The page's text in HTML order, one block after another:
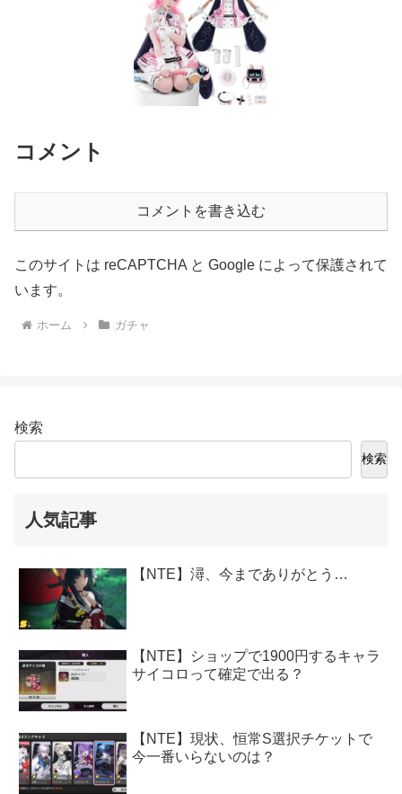
コメント
コメントを書き込む
このサイトは reCAPTCHA と Google によって保護されて
います。
ホーム ガチャ
検索
検索
人気記事
【NTE】潯、今までありがとう…
【NTE】ショップで1900円するキャラ
サイコロって確定で出る？
【NTE】現状、恒常S選択チケットで
今一番いらないのは？